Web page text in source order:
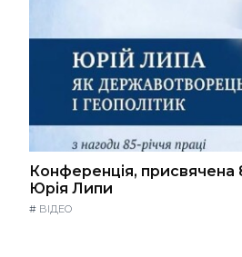
Конференція, присвячена
Юрія Липи
# ВІДЕО